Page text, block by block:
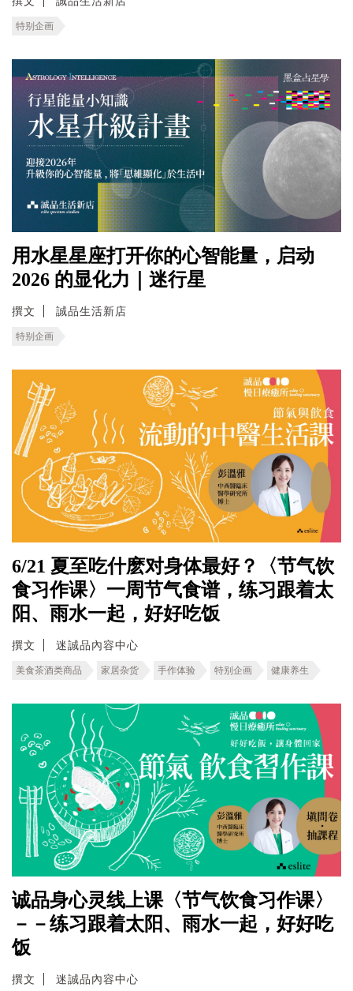
特别企画
用水星星座打开你的心智能量，启动
2026 的显化力｜迷行星
撰文 誠品生活新店
特别企画
6/21 夏至吃什麽对身体最好？〈节气饮
食习作课〉一周节气食谱，练习跟着太
阳、雨水一起，好好吃饭
撰文 迷誠品內容中心
美食茶酒类商品 家居杂货 手作体验 特别企画 健康养生
诚品身心灵线上课〈节气饮食习作课〉
－－练习跟着太阳、雨水一起，好好吃
饭
撰文 迷誠品內容中心